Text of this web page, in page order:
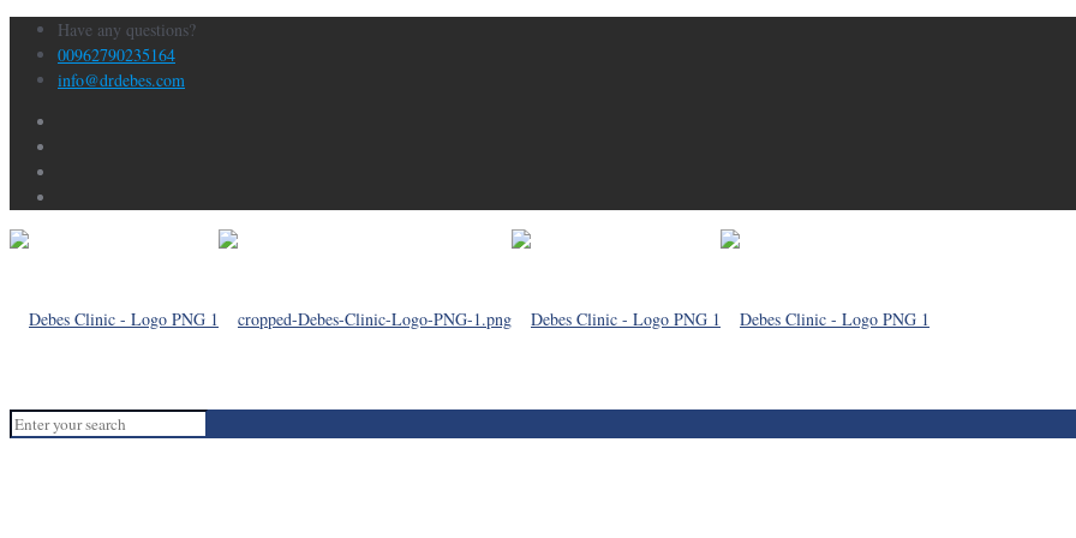
Have any questions?
00962790235164
info@drdebes.com